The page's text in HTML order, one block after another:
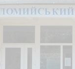
Перейти
до